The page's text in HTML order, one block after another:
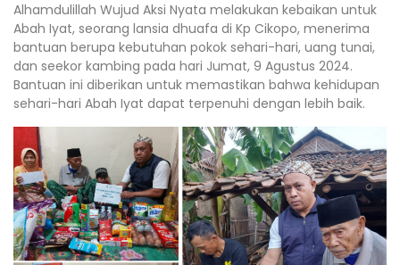
Alhamdulillah Wujud Aksi Nyata melakukan kebaikan untuk
Abah Iyat, seorang lansia dhuafa di Kp Cikopo, menerima
bantuan berupa kebutuhan pokok sehari-hari, uang tunai,
dan seekor kambing pada hari Jumat, 9 Agustus 2024.
Bantuan ini diberikan untuk memastikan bahwa kehidupan
sehari-hari Abah Iyat dapat terpenuhi dengan lebih baik.